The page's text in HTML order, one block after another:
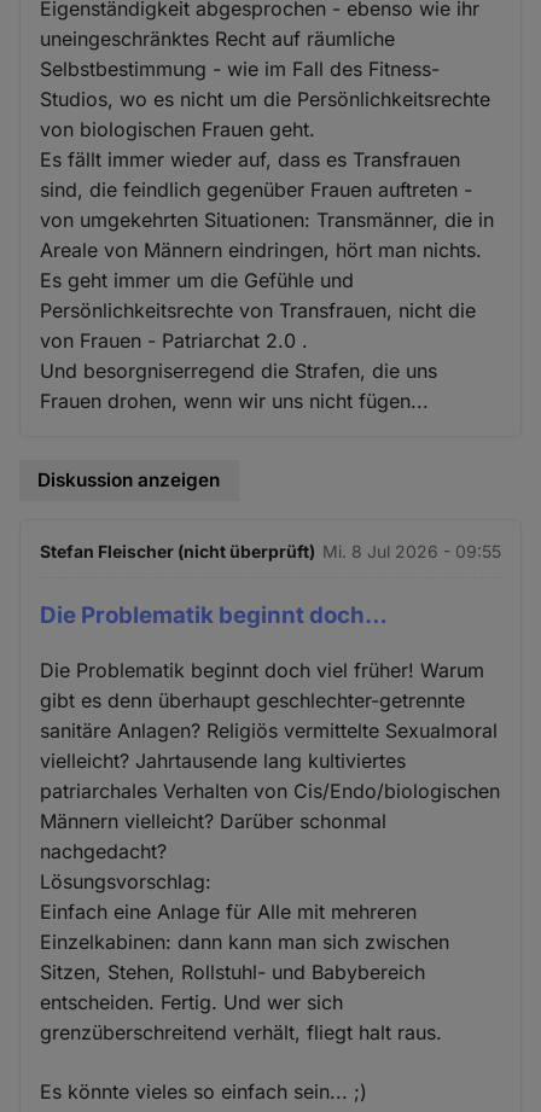
Eigenständigkeit abgesprochen - ebenso wie ihr
uneingeschränktes Recht auf räumliche
Selbstbestimmung - wie im Fall des Fitness-
Studios, wo es nicht um die Persönlichkeitsrechte
von biologischen Frauen geht.
Es fällt immer wieder auf, dass es Transfrauen
sind, die feindlich gegenüber Frauen auftreten -
von umgekehrten Situationen: Transmänner, die in
Areale von Männern eindringen, hört man nichts.
Es geht immer um die Gefühle und
Persönlichkeitsrechte von Transfrauen, nicht die
von Frauen - Patriarchat 2.0 .
Und besorgniserregend die Strafen, die uns
Frauen drohen, wenn wir uns nicht fügen...
Diskussion anzeigen
Stefan Fleischer (nicht überprüft) Mi. 8 Jul 2026 - 09:55
Die Problematik beginnt doch…
Die Problematik beginnt doch viel früher! Warum
gibt es denn überhaupt geschlechter-getrennte
sanitäre Anlagen? Religiös vermittelte Sexualmoral
vielleicht? Jahrtausende lang kultiviertes
patriarchales Verhalten von Cis/Endo/biologischen
Männern vielleicht? Darüber schonmal
nachgedacht?
Lösungsvorschlag:
Einfach eine Anlage für Alle mit mehreren
Einzelkabinen: dann kann man sich zwischen
Sitzen, Stehen, Rollstuhl- und Babybereich
entscheiden. Fertig. Und wer sich
grenzüberschreitend verhält, fliegt halt raus.
Es könnte vieles so einfach sein... ;)